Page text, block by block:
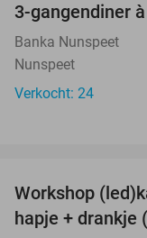
NEW
TODAY
3-gangendiner
Banka Nunspeet
Nunspeet
Verkocht: 24
Workshop
hapje + drankje